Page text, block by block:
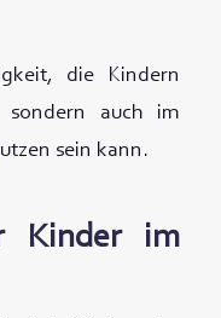
die Kindern
auch im
sein kann.
Kinder im